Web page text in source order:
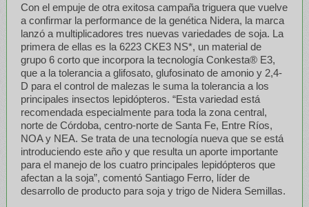
Con el empuje de otra exitosa campaña triguera que vuelve
a confirmar la performance de la genética Nidera, la marca
lanzó a multiplicadores tres nuevas variedades de soja. La
primera de ellas es la 6223 CKE3 NS*, un material de
grupo 6 corto que incorpora la tecnología Conkesta® E3,
que a la tolerancia a glifosato, glufosinato de amonio y 2,4-
D para el control de malezas le suma la tolerancia a los
principales insectos lepidópteros. “Esta variedad está
recomendada especialmente para toda la zona central,
norte de Córdoba, centro-norte de Santa Fe, Entre Ríos,
NOA y NEA. Se trata de una tecnología nueva que se está
introduciendo este año y que resulta un aporte importante
para el manejo de los cuatro principales lepidópteros que
afectan a la soja”, comentó Santiago Ferro, líder de
desarrollo de producto para soja y trigo de Nidera Semillas.